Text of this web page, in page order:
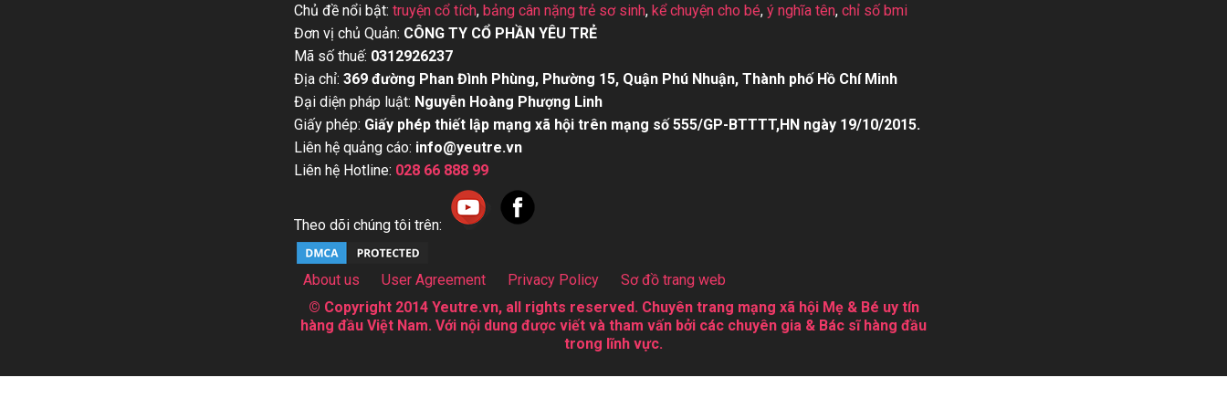
Chủ đề nổi bật: truyện cổ tích, bảng cân nặng trẻ sơ sinh, kể chuyện cho bé, ý nghĩa tên, chỉ số bmi
Đơn vị chủ Quản: CÔNG TY CỔ PHẦN YÊU TRẺ
Mã số thuế: 0312926237
Địa chỉ: 369 đường Phan Đình Phùng, Phường 15, Quận Phú Nhuận, Thành phố Hồ Chí Minh
Đại diện pháp luật: Nguyễn Hoàng Phượng Linh
Giấy phép: Giấy phép thiết lập mạng xã hội trên mạng số 555/GP-BTTTT,HN ngày 19/10/2015.
Liên hệ quảng cáo: info@yeutre.vn
Liên hệ Hotline: 028 66 888 99
Theo dõi chúng tôi trên:
About us User Agreement Privacy Policy
Sơ đồ trang web
© Copyright 2014 Yeutre.vn, all rights reserved. Chuyên trang mạng xã hội Mẹ & Bé uy tín
hàng đầu Việt Nam. Với nội dung được viết và tham vấn bởi các chuyên gia & Bác sĩ hàng đầu
trong lĩnh vực.